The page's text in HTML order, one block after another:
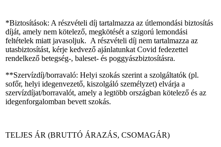
*Biztosítások: A részvételi díj tartalmazza az útlemondási biztosítás
díját, amely nem kötelező, megkötését a szigorú lemondási
feltételek miatt javasoljuk. A részvételi díj nem tartalmazza az
utasbiztosítást, kérje kedvező ajánlatunkat Covid fedezettel
rendelkező betegség-, baleset- és poggyászbiztosításra.
**Szervízdíj/borravaló: Helyi szokás szerint a szolgáltatók (pl.
sofőr, helyi idegenvezető, kiszolgáló személyzet) elvárja a
szervízdíjat/borravalót, amely a legtöbb országban kötelező és az
idegenforgalomban bevett szokás.
TELJES ÁR (BRUTTÓ ÁRAZÁS, CSOMAGÁR)